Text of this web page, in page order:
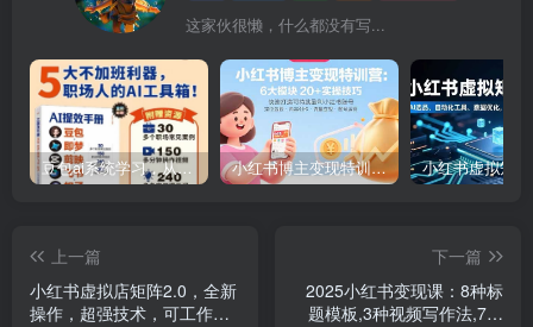
这家伙很懒，什么都没有写...
豆包ai系统学习，从小白到高手系列 小红书博主变现特训营：6大模块20+实操技巧 快速打造可持续盈利小红书账号
上一篇
小红书虚拟店矩阵2.0，全新
操作，超强技术，可工作室
下一篇
2025小红书变现课：8种标
题模板,3种视频写作法,7大